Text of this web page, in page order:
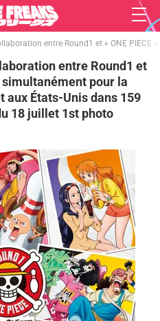
entre Round1 et « ONE
entre Round1 et
simultanément pour la
aux États-Unis dans 159
18 juillet 1st photo